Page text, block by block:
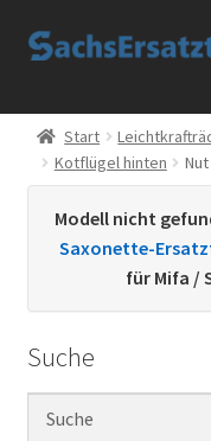
Zur
Zum
Start
AGB
Datenschutzerklärung
Kontakt
Sachs Ersatzteile
Start
Kotflügel hinten
Modell nicht
Saxonette-
für Mifa /
Suche